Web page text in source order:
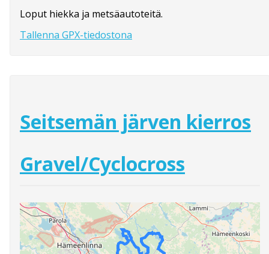
Loput hiekka ja metsäautoteitä.
Tallenna GPX-tiedostona
Seitsemän järven kierros
Gravel/Cyclocross